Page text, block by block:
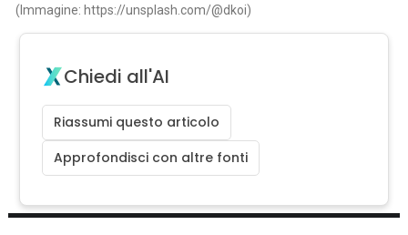
(Immagine: https://unsplash.com/@dkoi)
Chiedi all'AI
Riassumi questo articolo
Approfondisci con altre fonti